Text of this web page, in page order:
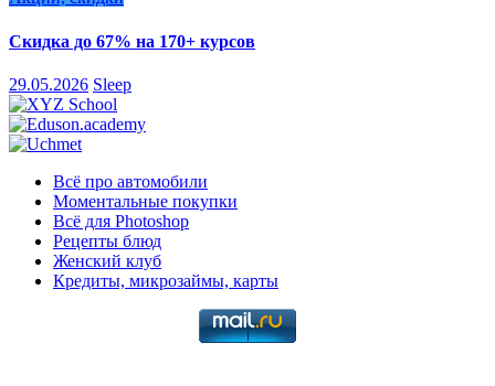
Скидка до 67% на 170+ курсов
29.05.2026 Sleep
Всё про автомобили
Моментальные покупки
Всё для Photoshop
Рецепты блюд
Женский клуб
Кредиты, микрозаймы, карты